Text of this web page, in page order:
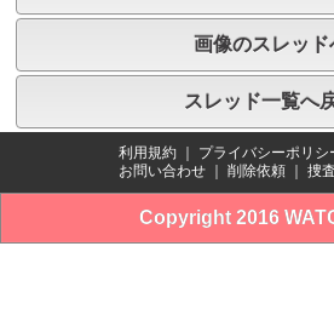
画像のスレッド
スレッド一覧へ
利用規約 プライバシーポリシ
お問い合わせ
削除依頼 捜
Copyright 2016